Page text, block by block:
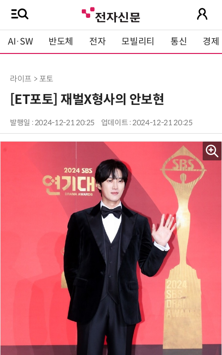
AI·SW 반도체 전자 모빌리티 통신 경제
라이프 > 포토
[ET포토] 재벌X형사의 안보현
발행일 : 2024-12-21 20:25 업데이트 : 2024-12-21 20:25